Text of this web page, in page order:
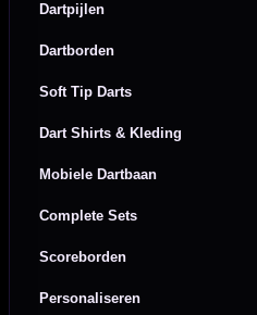
Dartpijlen
Dartborden
Soft Tip Darts
Dart Shirts & Kleding
Mobiele Dartbaan
Complete Sets
Scoreborden
Personaliseren